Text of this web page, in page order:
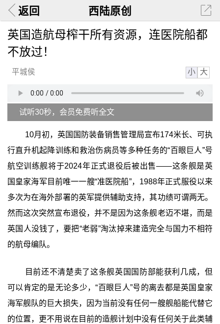
返回 西陆原创
英国造航母榨干所有资源，连医院船都
不放过！
平城侯 小 大
试听30秒，会员免费听全文
10月初，英国国防装备销售管理局宣布174米长、可执
行直升机起降训练和救治伤病员等多种任务的“百眼巨人”号
航空训练舰将于2024年正式退役后被出售——这条舰是英
国皇家海军目前唯一一艘“准医院船”，1988年正式服役以来
多次为在海外部署的英军提供辅助支持，其功绩可谓两无。
然而这次突然宣布退役，并不是因为这条舰老迈不堪，而是
英国人没钱了，要把“老弱”淘汰掉来建造完全与国力不相符
的航母编队。
目前还不清楚卖了这条舰英国国防部能获利几成，但
可以肯定的是无论多少，“百眼巨人”号的离去都是英国皇家
海军舰队的巨大损失，因为当前没有任何一艘舰船能代替它
的位置，更不用说在目前的造舰计划中没有任何关于此类辅